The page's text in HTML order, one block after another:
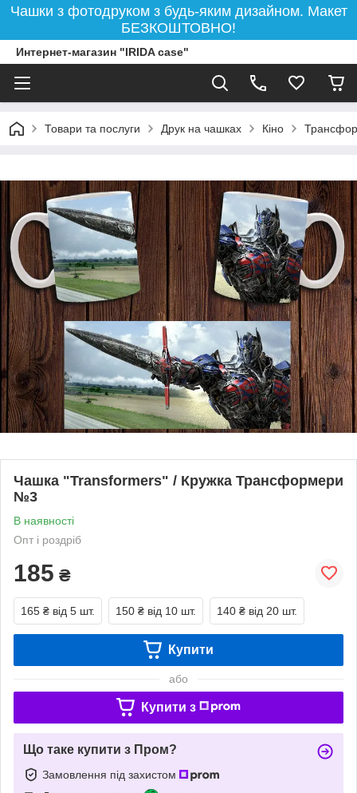
Чашки з фотодруком з будь-яким дизайном. Макет
БЕЗКОШТОВНО!
Интернет-магазин "IRIDA case"
Товари та послуги Друк на чашках Кіно
Чашка "Transformers" / Кружка Трансформери
№3
В наявності
Опт і роздріб
185 ₴
165 ₴ від 5 шт. 150 ₴ від 10 шт. 140 ₴ від 20 шт.
Купити
або
Купити з
Що таке купити з Пром?
Замовлення під захистом